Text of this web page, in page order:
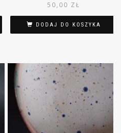
50,00 ZŁ
DODAJ DO KOSZYKA